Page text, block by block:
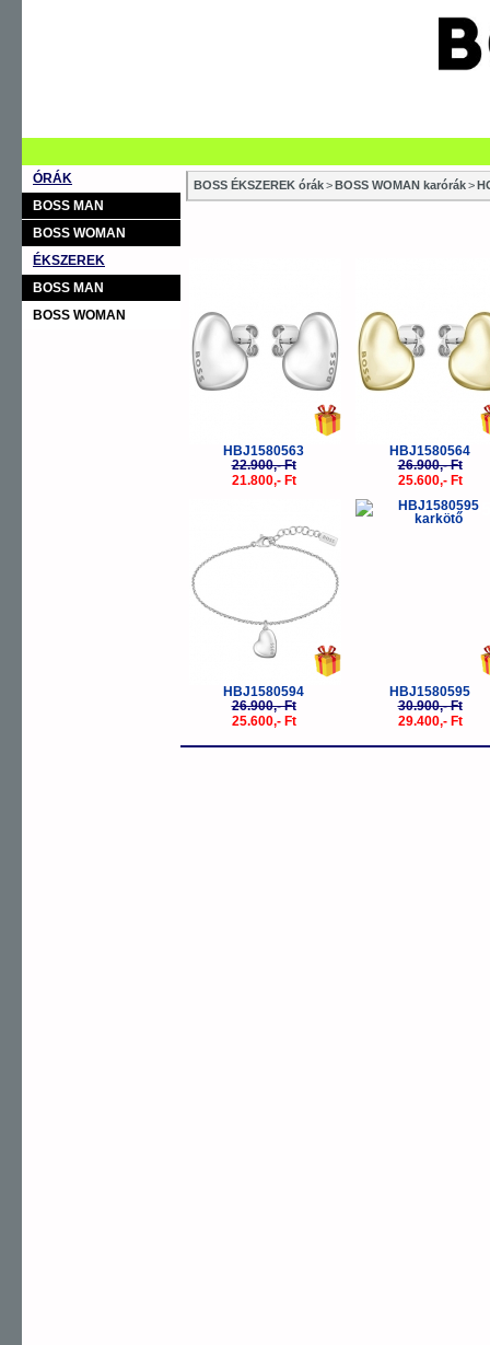
ÓRÁK
BOSS MAN
BOSS WOMAN
ÉKSZEREK
BOSS MAN
BOSS WOMAN
BOSS ÉKSZEREK órák>BOSS WOMAN karórák>
HBJ1580563
22.900,- Ft
21.800,- Ft
HBJ1580564
26.900,- Ft
25.600,- Ft
HBJ1580594
26.900,- Ft
25.600,- Ft
-
HBJ1580595
30.900,- Ft
29.400,- Ft